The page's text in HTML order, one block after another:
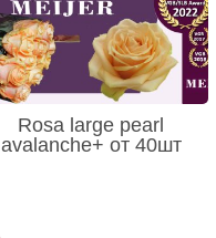
Rosa large pearl
avalanche+ от 40шт